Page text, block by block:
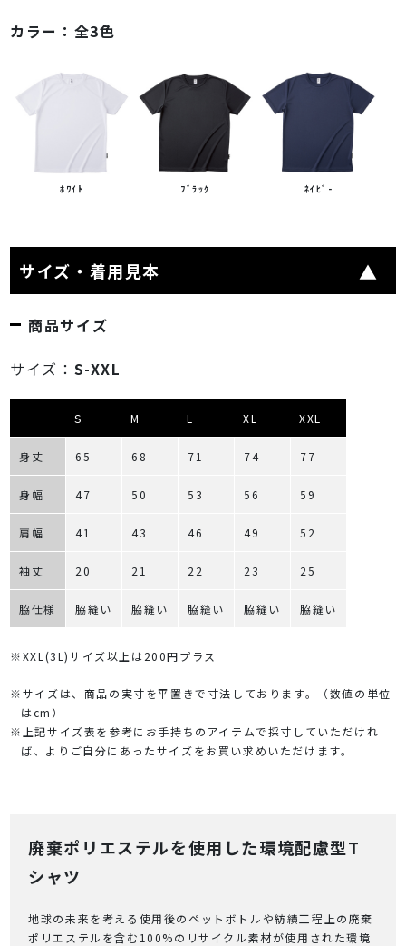
カラー： 全3色
ﾎﾜｲﾄ ﾌﾞﾗｯｸ ﾈｲﾋﾞ-
サイズ・着用見本
商品サイズ
サイズ： S-XXL
S M L XL XXL
身丈 65 68 71 74 77
身幅 47 50 53 56 59
肩幅 41 43 46 49 52
袖丈 20 21 22 23 25
脇仕様 脇縫い 脇縫い 脇縫い 脇縫い 脇縫い
※XXL(3L)サイズ以上は200円プラス
※サイズは、商品の実寸を平置きで寸法しております。（数値の単位
はcm）
※上記サイズ表を参考にお手持ちのアイテムで採寸していただけれ
ば、よりご自分にあったサイズをお買い求めいただけます。
廃棄ポリエステルを使用した環境配慮型T
シャツ
地球の未来を考える使用後のペットボトルや紡績工程上の廃棄
ポリエステルを含む100%のリサイクル素材が使用された環境